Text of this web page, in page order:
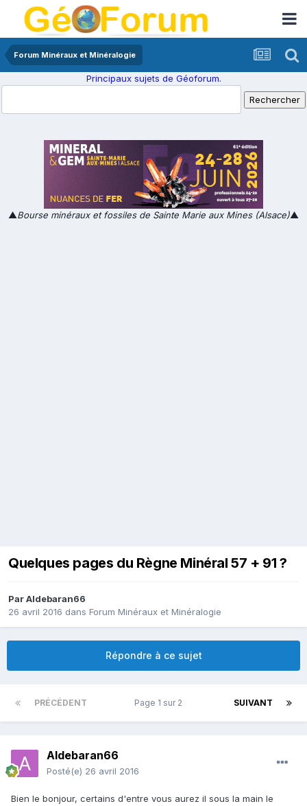
Forum Minéraux et Minéralogie
Principaux sujets de Géoforum.
▲Bourse minéraux et fossiles de Sainte Marie aux Mines (Alsace)▲
Quelques pages du Règne Minéral 57 + 91 ?
ParAldebaran66
26 avril 2016 dans Forum Minéraux et Minéralogie
Répondre à ce sujet
PRÉCÉDENT SUIVANT
Page 1 sur 2
Aldebaran66
Posté(e) 26 avril 2016
Bien le bonjour, certains d'entre vous aurez il sous la main le